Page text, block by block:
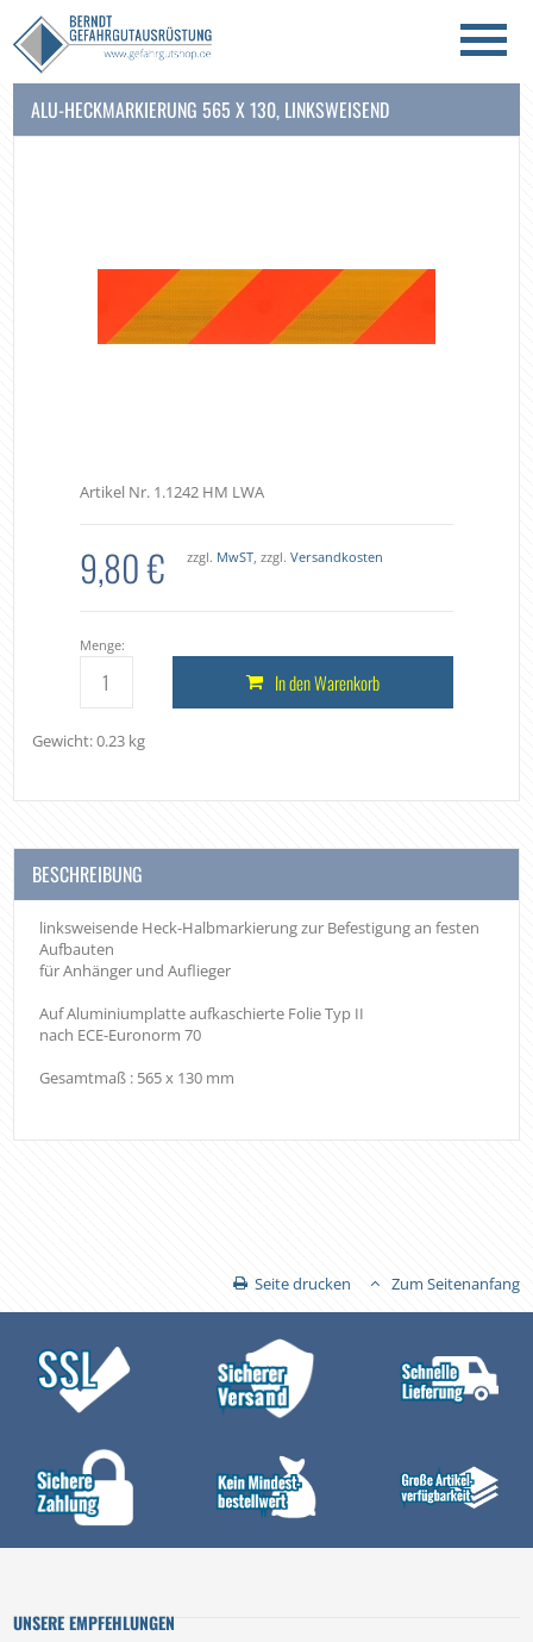
ALU-HECKMARKIERUNG 565 X 130, LINKSWEISEND
Artikel Nr. 1.1242 HM LWA
9,80 € zzgl. MwST, zzgl. Versandkosten
Menge:
In den Warenkorb
Gewicht: 0.23 kg
BESCHREIBUNG
linksweisende Heck-Halbmarkierung zur Befestigung an festen
Aufbauten
für Anhänger und Auflieger
Auf Aluminiumplatte aufkaschierte Folie Typ II
nach ECE-Euronorm 70
Gesamtmaß : 565 x 130 mm
Seite drucken Zum Seitenanfang
UNSERE EMPFEHLUNGEN